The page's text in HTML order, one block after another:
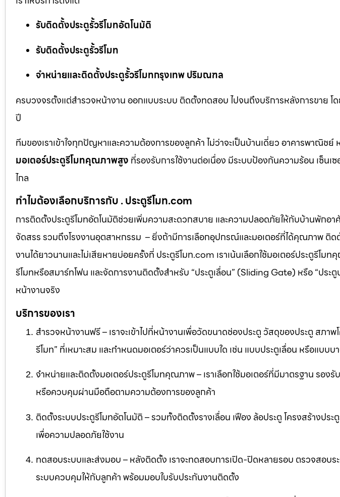
รับติดตั้งประตูรั้วรีโมทอัตโนมัติ
รับติดตั้งประตูรั้วรีโมท
จำหน่ายและติดตั้งประตูรั้วรีโมทกรุงเทพ ปริมณฑล
ครบวงจรตั้งแต่สำรวจหน้างาน ออกแบบระบบ ติดตั้งทดสอบ ไปจนถึงบริการหลังการขาย
ปี
ทีมของเราเข้าใจทุกปัญหาและความต้องการของลูกค้า ไม่ว่าจะเป็นบ้านเดี่ยว อาคารพาณิชย์
มอเตอร์ประตูรีโมทคุณภาพสูง ที่รองรับการใช้งานต่อเนื่อง มีระบบป้องกันความร้อน เซ็นเ
ไกล
ทำไมต้องเลือกบริการกับ . ประตูรีโมท.com
การติดตั้งประตูรีโมทอัตโนมัติช่วยเพิ่มความสะดวกสบาย และความปลอดภัยให้กับบ้านพักอา
จัดสรร รวมถึงโรงงานอุตสาหกรรม – ยิ่งถ้ามีการเลือกอุปกรณ์และมอเตอร์ที่ได้คุณภาพ ติด
งานได้ยาวนานและไม่เสียหายบ่อยครั้งที่ ประตูรีโมท.com เราเน้นเลือกใช้มอเตอร์ประตูรีโ
รีโมทหรือสมาร์ทโฟน และจัดการงานติดตั้งสำหรับ “ประตูเลื่อน” (Sliding Gate) หรือ “ป
หน้างานจริง
บริการของเรา
สำรวจหน้างานฟรี – เราจะเข้าไปที่หน้างานเพื่อวัดขนาดช่องประตู วัสดุของประตู สภาพ
รีโมท” ที่เหมาะสม และกำหนดมอเตอร์ว่าควรเป็นแบบใด เช่น แบบประตูเลื่อน หรือแบบบ
จำหน่ายและติดตั้งมอเตอร์ประตูรีโมทคุณภาพ – เราเลือกใช้มอเตอร์ที่มีมาตรฐาน รอง
หรือควบคุมผ่านมือถือตามความต้องการของลูกค้า
ติดตั้งระบบประตูรีโมทอัตโนมัติ – รวมทั้งติดตั้งรางเลื่อน เฟือง ล้อประตู โครงสร้างประ
เพื่อความปลอดภัยใช้งาน
ทดสอบระบบและส่งมอบ – หลังติดตั้ง เราจะทดสอบการเปิด-ปิดหลายรอบ ตรวจสอบ
ระบบควบคุมให้กับลูกค้า พร้อมมอบใบรับประกันงานติดตั้ง